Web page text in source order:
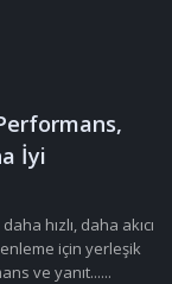
İyi
hızlı, daha akıcı
için yerleşik
ve yanıt......